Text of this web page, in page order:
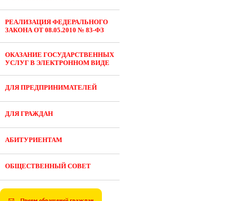
РЕАЛИЗАЦИЯ ФЕДЕРАЛЬНОГО
ЗАКОНА ОТ 08.05.2010 № 83-ФЗ
ОКАЗАНИЕ ГОСУДАРСТВЕННЫХ
УСЛУГ В ЭЛЕКТРОННОМ ВИДЕ
ДЛЯ ПРЕДПРИНИМАТЕЛЕЙ
ДЛЯ ГРАЖДАН
АБИТУРИЕНТАМ
ОБЩЕСТВЕННЫЙ СОВЕТ